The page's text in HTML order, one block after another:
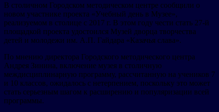
В столичном Городском методическом центре сообщили о
новом участнике проекта «Учебный день в Музее»,
реализуемом в столице с 2017 г. В этом году чести стать 27-й
площадкой проекта удостоился Музей дворца творчества
детей и молодежи им. А.П. Гайдара «Казачья слава».
По мнению директора Городского методического центра
Андрея Зинина, включение музея в столичную
междисциплинарную программу, рассчитанную на учеников 7
и 10 классов, ожидалось с нетерпением, поскольку это может
стать серьезным шагом к расширению и популяризации всей
программы.